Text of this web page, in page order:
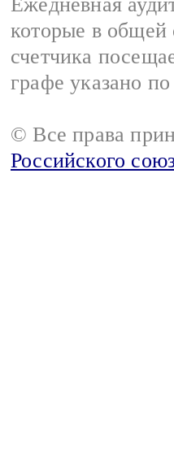
которые в общей
счетчика
графе указано
© Все права
Российского